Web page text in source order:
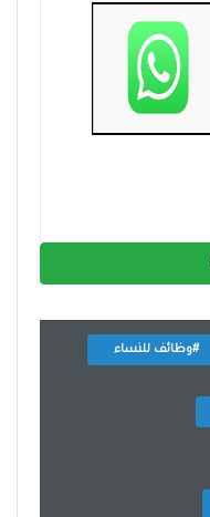
#وظائف للنساء